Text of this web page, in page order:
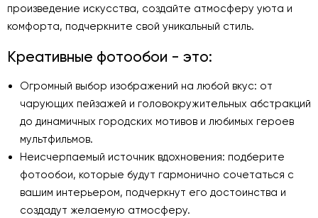
произведение искусства, создайте атмосферу уюта и
комфорта, подчеркните свой уникальный стиль.
Креативные фотообои - это:
Огромный выбор изображений на любой вкус: от
чарующих пейзажей и головокружительных абстракций
до динамичных городских мотивов и любимых героев
мультфильмов.
Неисчерпаемый источник вдохновения: подберите
фотообои, которые будут гармонично сочетаться с
вашим интерьером, подчеркнут его достоинства и
создадут желаемую атмосферу.